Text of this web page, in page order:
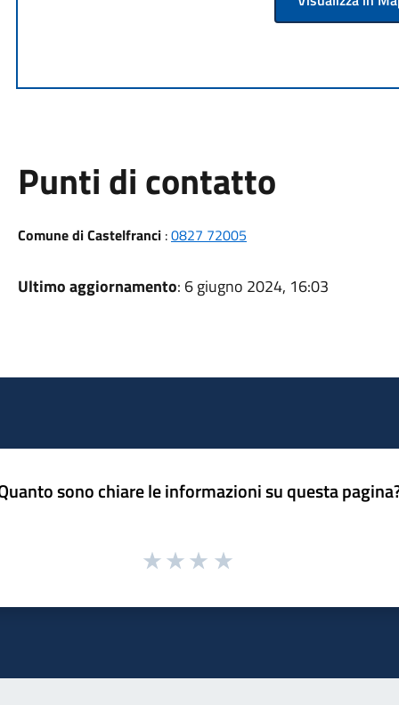
Punti di contatto
Comune di Castelfranci:0827 72005
Ultimo aggiornamento: 6 giugno 2024, 16:03
sono chiare le informazioni su questa